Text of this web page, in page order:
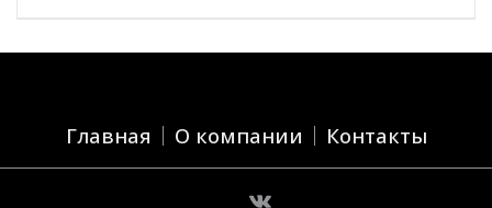
Главная О компании Контакты